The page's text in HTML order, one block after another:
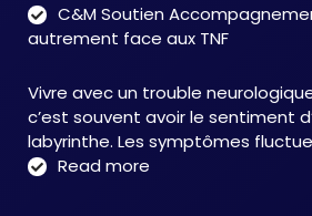
C&M Soutien
autrement face aux TNF
Vivre avec un trouble
c’est souvent avoir le sentiment
labyrinthe. Les symptômes
Read more